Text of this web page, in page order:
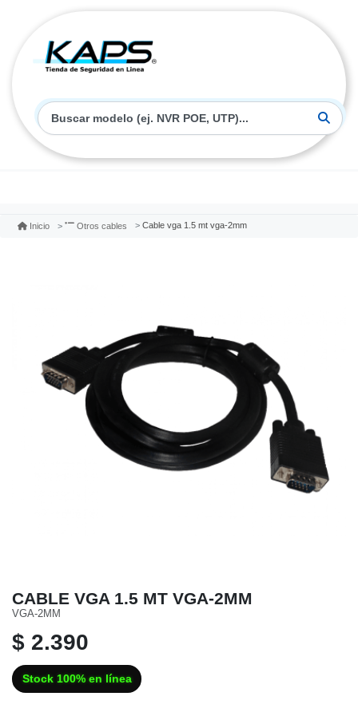
Inicio Otros cables Cable vga 1.5 mt vga-2mm
CABLE VGA 1.5 MT VGA-2MM
VGA-2MM
$ 2.390
Stock 100% en línea